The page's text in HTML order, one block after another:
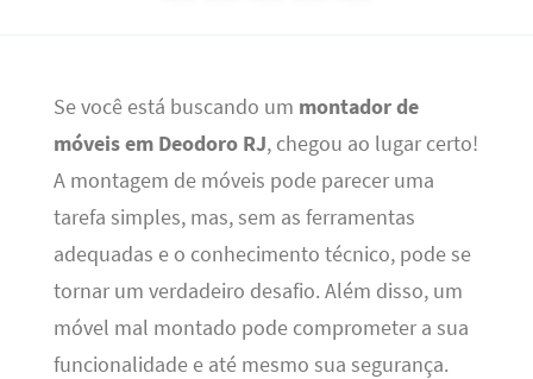
Se você está buscando um montador de
móveis em Deodoro RJ, chegou ao lugar certo!
A montagem de móveis pode parecer uma
tarefa simples, mas, sem as ferramentas
adequadas e o conhecimento técnico, pode se
tornar um verdadeiro desafio. Além disso, um
móvel mal montado pode comprometer a sua
funcionalidade e até mesmo sua segurança.